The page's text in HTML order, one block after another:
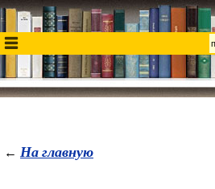
← На главную